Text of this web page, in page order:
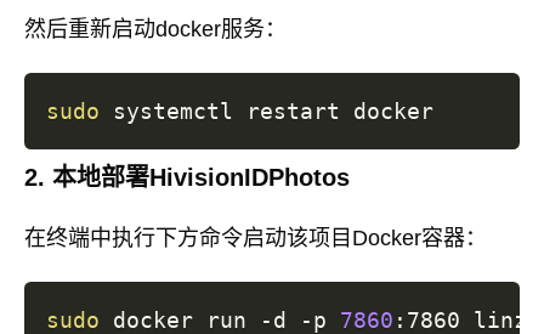
然后重新启动docker服务：
sudo
2. 本地部署HivisionIDPhotos
在终端中执行下方命令启动该项目Docker容器：
sudo docker run -d -p 7860